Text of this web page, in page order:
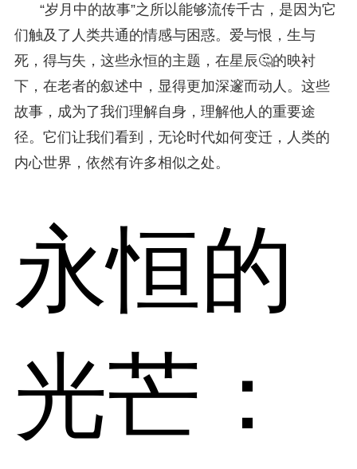
“岁月中的故事”之所以能够流传千古，是因为它
们触及了人类共通的情感与困惑。爱与恨，生与
死，得与失，这些永恒的主题，在星辰🤔的映衬
下，在老者的叙述中，显得更加深邃而动人。这些
故事，成为了我们理解自身，理解他人的重要途
径。它们让我们看到，无论时代如何变迁，人类的
内心世界，依然有许多相似之处。
永恒的
光芒：